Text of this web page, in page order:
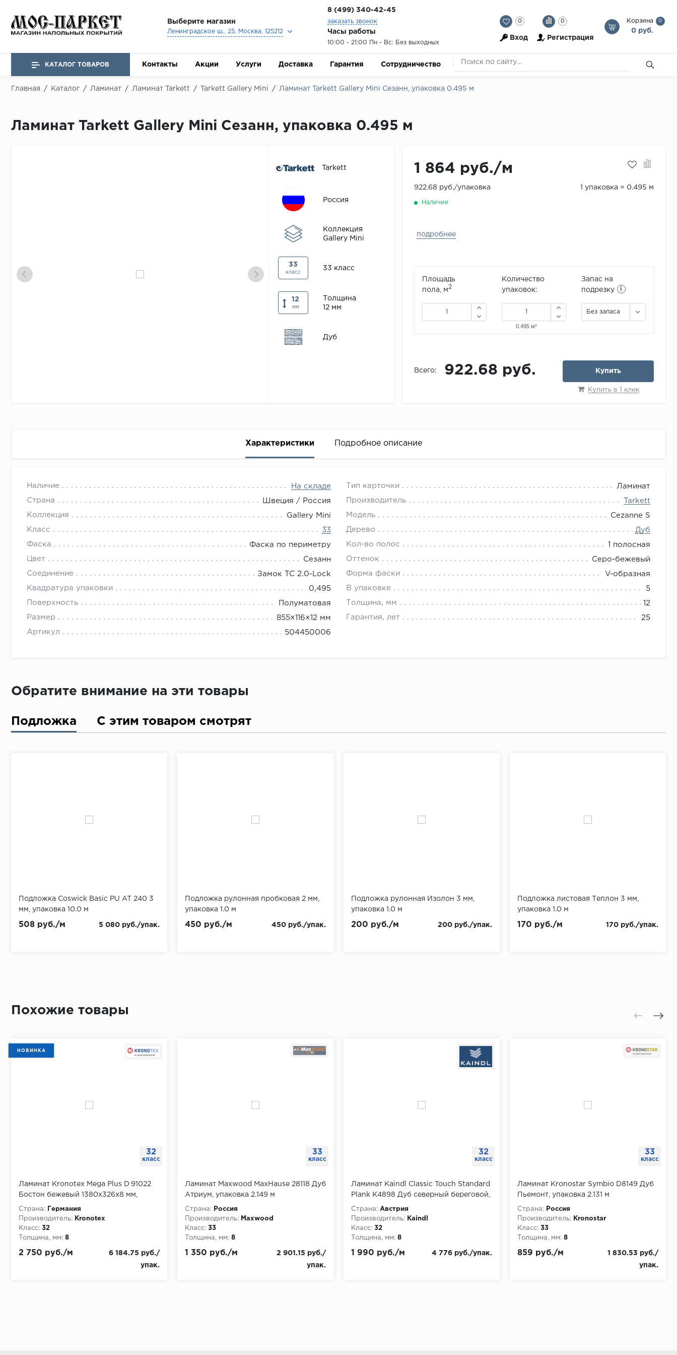
Выберите магазин
Ленинградское ш., 25, Москва, 125212
8 (499) 340-42-45
заказать звонок
Часы работы
10:00 - 21:00 Пн - Вс: Без выходных
0 0
Вход Регистрация
Корзина 0
0 руб.
КАТАЛОГ ТОВАРОВ Контакты Акции Услуги Доставка Гарантия Сотрудничество
Главная / Каталог / Ламинат / Ламинат Tarkett / Tarkett Gallery Mini / Ламинат Tarkett Gallery Mini Сезанн, упаковка 0.495 м
Ламинат Tarkett Gallery Mini Сезанн, упаковка 0.495 м
Tarkett
Россия
Коллекция
Gallery Mini
33
класс
33 класс
12
мм
Толщина
12 мм
Дуб
1 864 руб./м
922.68 руб./упаковка 1 упаковка = 0.495 м
Наличие
подробнее
Площадь
пола, м2
Количество
упаковок:
Запас на
подрезку
i
Без запаса
Всего: 922.68 руб. Купить
Купить в 1 клик
Характеристики Подробное описание
Наличие На складе Тип карточки Ламинат
Страна Швеция / Россия Производитель Tarkett
Коллекция Gallery Mini Модель Cezanne S
Класс 33 Дерево Дуб
Фаска Фаска по периметру Кол-во полос 1 полосная
Цвет Сезанн Оттенок Серо-бежевый
Соединение Замок TC 2.0-Lock Форма фаски V-образная
Квадратура упаковки 0,495 В упаковке 5
Поверхность Полуматовая Толщина, мм 12
Размер 855×116×12 мм Гарантия, лет 25
Артикул 504450006
Обратите внимание на эти товары
Подложка С этим товаром смотрят
Подложка Coswick Basic PU AT 240 3
мм, упаковка 10.0 м
508 руб./м 5 080 руб./упак.
Подложка рулонная пробковая 2 мм,
упаковка 1.0 м
450 руб./м 450 руб./упак.
Подложка рулонная Изолон 3 мм,
упаковка 1.0 м
200 руб./м 200 руб./упак.
Подложка листовая Теплон 3 мм,
упаковка 1.0 м
170 руб./м 170 руб./упак.
Похожие товары
32
класс
НОВИНКА
Ламинат Kronotex Mega Plus D 91022
Бостон бежевый 1380x326x8 мм,
упаковка 2,249 м
Страна:
Германия
Производитель:
Kronotex
Класс: 32
Толщина, мм: 8
2 750 руб./м
6 184.75 руб./
упак.
33
класс
Ламинат Maxwood MaxHause 28118 Дуб
Атриум, упаковка 2.149 м
Страна:
Россия
Производитель:
Maxwood
Класс: 33
Толщина, мм: 8
1 350 руб./м
2 901.15 руб./
упак.
32
класс
Ламинат Kaindl Classic Touch Standard
Plank K4898 Дуб северный береговой,
упаковка 2.4 м
Страна: Австрия
Производитель:
Kaindl
Класс: 32
Толщина, мм: 8
1 990 руб./м 4 776 руб./упак.
33
класс
Ламинат Kronostar Symbio D8149 Дуб
Пьемонт, упаковка 2.131 м
Страна:
Россия
Производитель:
Kronostar
Класс: 33
Толщина, мм: 8
859 руб./м
1 830.53 руб./
упак.